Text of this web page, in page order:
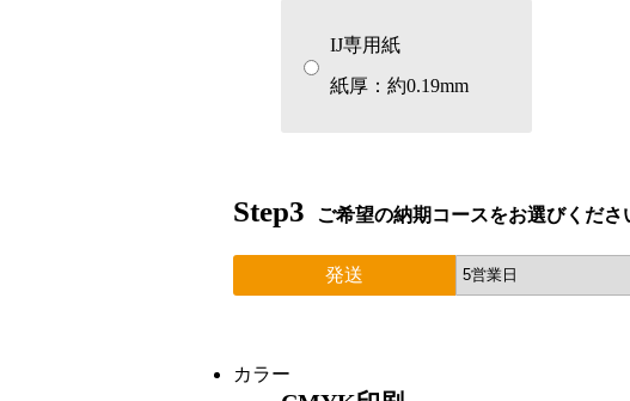
IJ専用紙
紙厚：約0.19mm
Step3 ご希望の納期コースをお選びくださ
発送
カラー